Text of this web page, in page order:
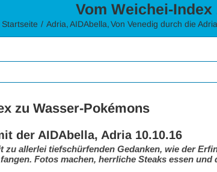
Vom Weichei-
Startseite Adria AIDAbella Von Venedig durch die
zu Wasser-Pokémons
der AIDAbella, Adria 10.10.16
zu allerlei tiefschürfenden Gedanken, wie der
Fotos machen, herrliche Steaks essen